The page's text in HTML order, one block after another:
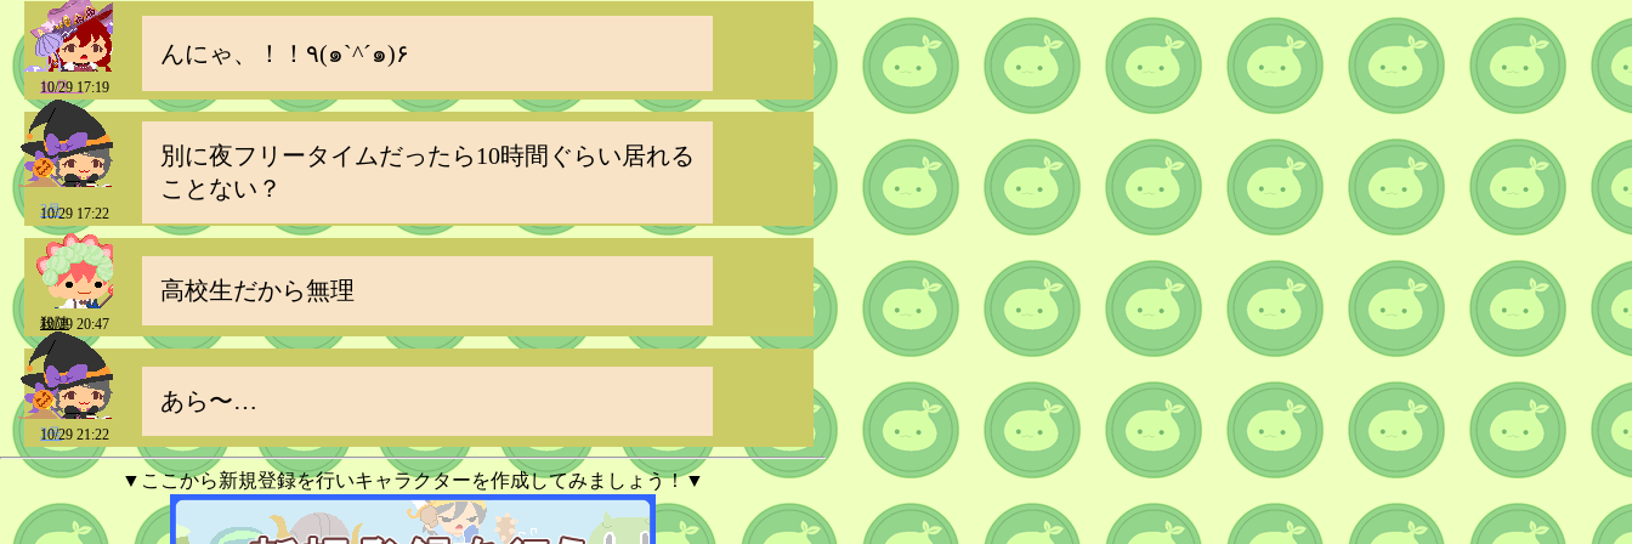
んにゃ、！！٩(๑`^´๑)۶
如月＿
10/29 17:19
別に夜フリータイムだったら10時間ぐらい居れる
ことない？
3号
10/29 17:22
高校生だから無理
殺陣
10/29 20:47
あら〜…
3号
10/29 21:22
▼ここから新規登録を行いキャラクターを作成してみましょう！▼